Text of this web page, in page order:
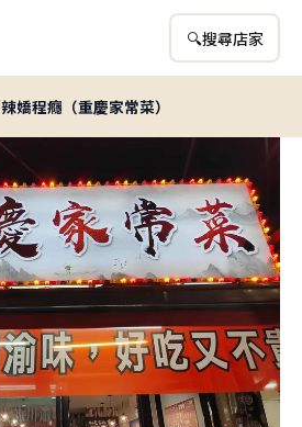
🔍搜尋店家
辣嬌程癮（重慶家常菜）